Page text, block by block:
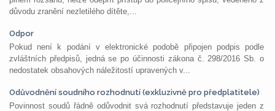
důvodu zranění nezletilého dítěte,...
Odpor
Pokud není k podání v elektronické podobě připojen podpis podle
zvláštních předpisů, jedná se po účinnosti zákona č. 298/2016 Sb. o
nedostatek obsahových náležitostí upravených v...
Odůvodnění soudního rozhodnutí (exkluzivně pro předplatitele)
Povinnost soudů řádně odůvodnit svá rozhodnutí představuje jeden z